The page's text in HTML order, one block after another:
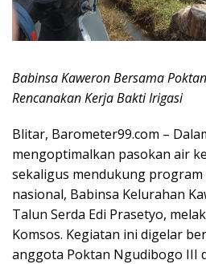
Babinsa Kaweron Bersama
Rencanakan Kerja Bakti Irigasi
Blitar, Barometer99.com –
mengoptimalkan pasokan air
sekaligus mendukung
nasional, Babinsa Kelurahan
Talun Serda Edi Prasetyo,
Komsos. Kegiatan ini digelar
anggota Poktan Ngudibogo III